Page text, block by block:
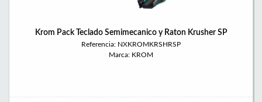
Krom Pack Teclado Semimecanico y Raton Krusher SP
Referencia: NXKROMKRSHRSP
Marca: KROM